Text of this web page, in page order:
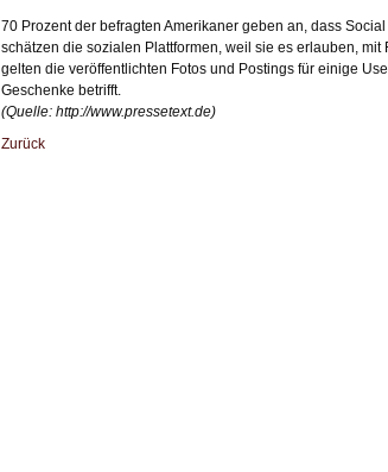
70 Prozent der befragten Amerikaner geben an, dass
schätzen die sozialen Plattformen, weil sie es erlauben,
gelten die veröffentlichten Fotos und Postings für einige
Geschenke betrifft.
(Quelle: http://www.pressetext.de)
Zurück